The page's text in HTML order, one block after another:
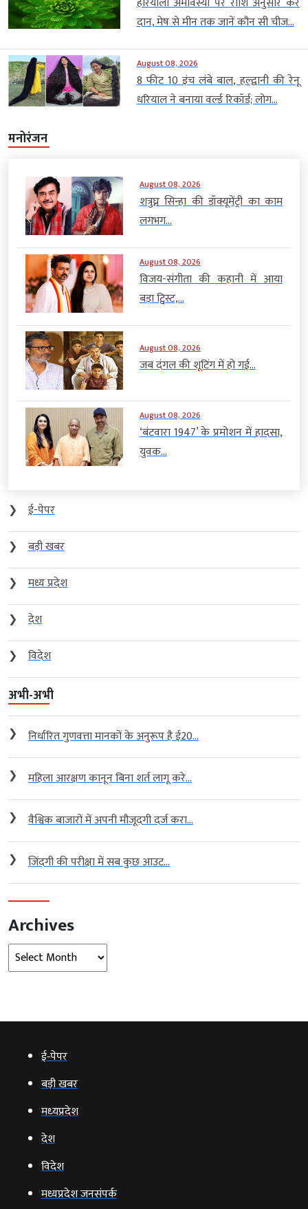
दान, मेष से मीन तक जानें कौन सी चीज...
August 08, 2026
8 फीट 10 इंच लंबे बाल, हल्द्वानी की रेनू
धरियाल ने बनाया वर्ल्ड रिकॉर्ड; लोग...
मनोरंजन
August 08, 2026
शत्रुघ्न सिन्हा की डॉक्यूमेंट्री का काम
लगभग...
August 08, 2026
विजय-संगीता की कहानी में आया
बड़ा ट्विस्ट,...
August 08, 2026
जब दंगल की शूटिंग में हो गई...
August 08, 2026
‘बंटवारा 1947’ के प्रमोशन में हादसा,
युवक...
❯
ई-पेपर
❯
बड़ी खबर
❯
मध्य प्रदेश
❯
देश
❯
विदेश
अभी-अभी
❯ निर्धारित गुणवत्ता मानकों के अनुरूप है ई20...
❯ महिला आरक्षण कानून बिना शर्त लागू करे...
❯ वैश्विक बाजारों में अपनी मौजूदगी दर्ज करा...
❯ जिंदगी की परीक्षा में सब कुछ आउट...
Archives
Archives
ई‑पेपर
बड़ी खबर
मध्‍यप्रदेश
देश
विदेश
मध्यप्रदेश जनसंपर्क